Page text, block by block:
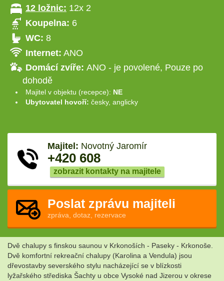
12 ložnic: 12x 2
Koupelna: 6
WC: 8
Internet: ANO
Domácí zvíře: ANO - je povolené, Pouze po
dohodě
Majitel v objektu (recepce): NE
Ubytovatel hovoří: česky, anglicky
Majitel: Novotný Jaromír
+420 608
zobrazit kontakty na majitele
Poslat zprávu majiteli
zpráva, dotaz, rezervace
Dvě chalupy s finskou saunou v Krkonoších - Paseky - Krkonoše.
Dvě komfortní rekreační chalupy (Karolina a Vendula) jsou
dřevostavby severského stylu nacházející se v blízkosti
lyžařského střediska Šachty u obce Vysoké nad Jizerou v okrese